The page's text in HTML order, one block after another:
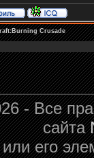
Crusade
- Все
сайта
его